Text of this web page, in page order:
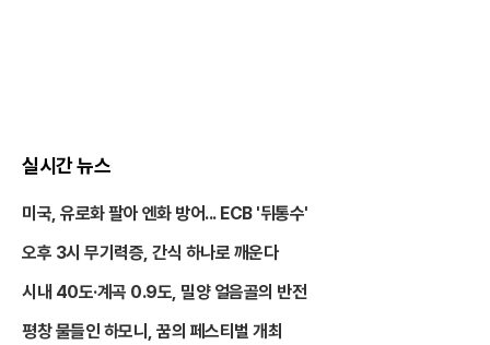
실시간 뉴스
미국, 유로화 팔아 엔화 방어... ECB '뒤통수'
오후 3시 무기력증, 간식 하나로 깨운다
시내 40도·계곡 0.9도, 밀양 얼음골의 반전
평창 물들인 하모니, 꿈의 페스티벌 개최